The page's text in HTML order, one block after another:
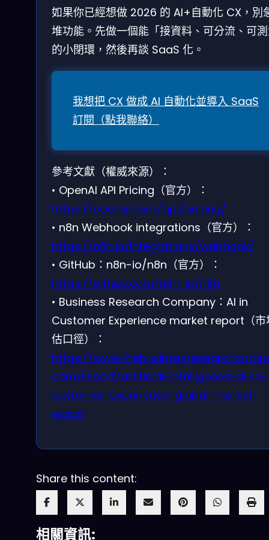
如果你已經想做 2026 的 AI+自動化 CX，別
堆功能。先做一個能「接資料、可分流、可
的小閉環，然後再談 SaaS 化。
我想把 CX 做成 AI 自動化並導入 SaaS
訂閱（點我聯絡）
參考文獻（權威來源）：
• OpenAI API Pricing（官方）：
https://openai.com/api/pricing/
• n8n Webhook integrations（官方）：
https://n8n.io/integrations/webhook/
• GitHub：n8n-io/n8n（官方）：
https://github.com/n8n-io/n8n
• Business Research Company：AI in
Customer Experience market report（市
估口徑）：
https://
com/report/artificial-intelligence-ai-in-
customer-experience-global-market-
report
Share this content:
相關資訊: